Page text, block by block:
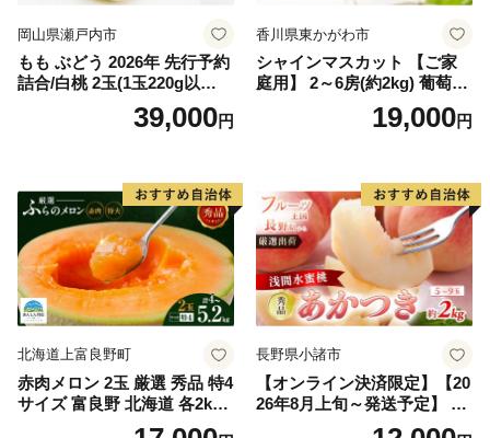
岡山県瀬戸内市
もも ぶどう 2026年 先行予約
詰合/白桃 2玉(1玉220g以
上)・シャインマスカット 晴
39,000円
香川県東かがわ市
シャインマスカット 【ご家
庭用】 2～6房(約2kg) 葡萄 ぶ
どう ブドウ フルーツ 果物 く
だもの 果実 旬の果物 旬のフ
19,000円
北海道上富良野町
赤肉メロン 2玉 厳選 秀品 特4
サイズ 富良野 北海道 各2kg
～2.6kg 2玉 セット ファーム
長野県小諸市
【オンライン決済限定】【20
26年8月上旬～発送予定】 先
行予約 「浅間水蜜桃プレミ